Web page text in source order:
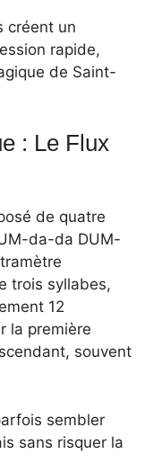
créent un
rapide,
de Saint-
: Le Flux
de quatre
da-da DUM-
trois syllabes,
12
la première
souvent
sembler
sans risquer la